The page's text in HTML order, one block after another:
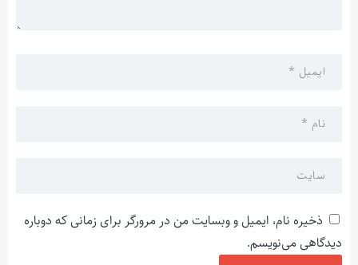
ذخیره نام، ایمیل و وبسایت من در مرورگر برای زمانی که دوباره
دیدگاهی می‌نویسم.